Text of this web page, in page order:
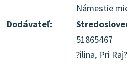
Námestie
Dodávateľ:
51865467
?ilina, Pri